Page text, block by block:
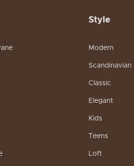
Style
Modern
Scandinavian
Classic
Elegant
Kids
Teens
Loft